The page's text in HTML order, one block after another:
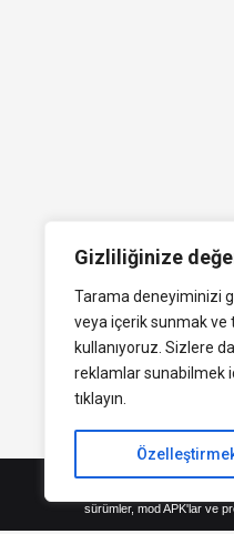
Gizliliğinize
Tarama deneyiminizi
veya içerik sunmak
kullanıyoruz. Sizlere
reklamlar sunabilmek
tıklayın.
indirVip.com, en
sürümler, mod APK'lar ve